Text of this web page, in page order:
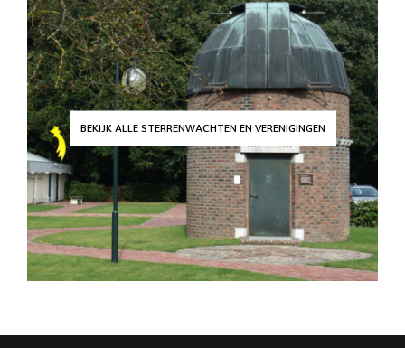
BEKIJK ALLE STERRENWACHTEN EN VERENIGINGEN